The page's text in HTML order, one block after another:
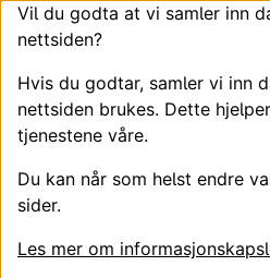
Vil du godta at vi samler inn
nettsiden?
Hvis du godtar, samler vi inn
nettsiden brukes. Dette
tjenestene våre.
Du kan når som helst endre
sider.
Les mer om